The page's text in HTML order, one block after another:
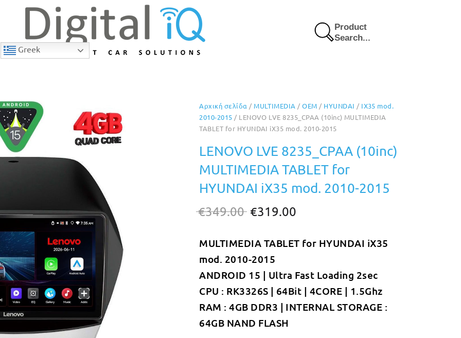
Greek
Product
Search...
9% Έκπτωση
Αρχική σελίδα / MULTIMEDIA /OEM / HYUNDAI / IX35 mod.
2010-2015 / LENOVO LVE 8235_CPAA (10inc) MULTIMEDIA
TABLET for HYUNDAI iX35 mod. 2010-2015
LENOVO LVE 8235_CPAA (10inc)
MULTIMEDIA TABLET for
HYUNDAI iX35 mod. 2010-2015
€349.00 Original
was:
€349.00.
€319.00
τιμή
€319.00.
MULTIMEDIA TABLET for HYUNDAI iX35
mod. 2010-2015
ANDROID 15 | Ultra Fast Loading 2sec
CPU : RK3326S | 64Bit | 4CORE | 1.5Ghz
RAM : 4GB DDR3 | INTERNAL STORAGE :
64GB NAND FLASH